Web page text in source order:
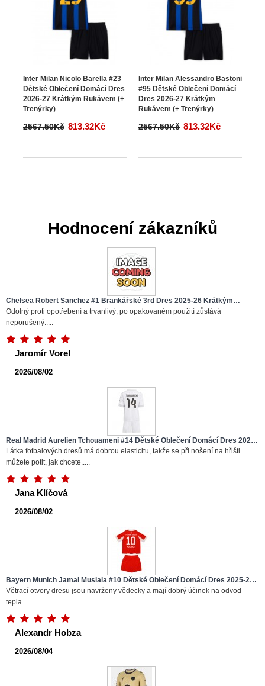
Inter Milan Nicolo Barella #23
Dětské Oblečení Domácí Dres
2026-27 Krátkým Rukávem (+
Trenýrky)
2567.50Kč 813.32Kč
Inter Milan Alessandro Bastoni
#95 Dětské Oblečení Domácí
Dres 2026-27 Krátkým
Rukávem (+ Trenýrky)
2567.50Kč 813.32Kč
Hodnocení zákazníků
Chelsea Robert Sanchez #1 Brankářské 3rd Dres 2025-26 Krátkým
Rukávem
Odolný proti opotřebení a trvanlivý, po opakovaném použití zůstává
neporušený.....
Jaromír Vorel
2026/08/02
Real Madrid Aurelien Tchouameni #14 Dětské Oblečení Domácí Dres 2025-
26 Krátkým Rukávem (+ trenýrky)
Látka fotbalových dresů má dobrou elasticitu, takže se při nošení na hřišti
můžete potit, jak chcete.....
Jana Klíčová
2026/08/02
Bayern Munich Jamal Musiala #10 Dětské Oblečení Domácí Dres 2025-26
Krátkým Rukávem (+ trenýrky)
Větrací otvory dresu jsou navrženy vědecky a mají dobrý účinek na odvod
tepla.....
Alexandr Hobza
2026/08/04